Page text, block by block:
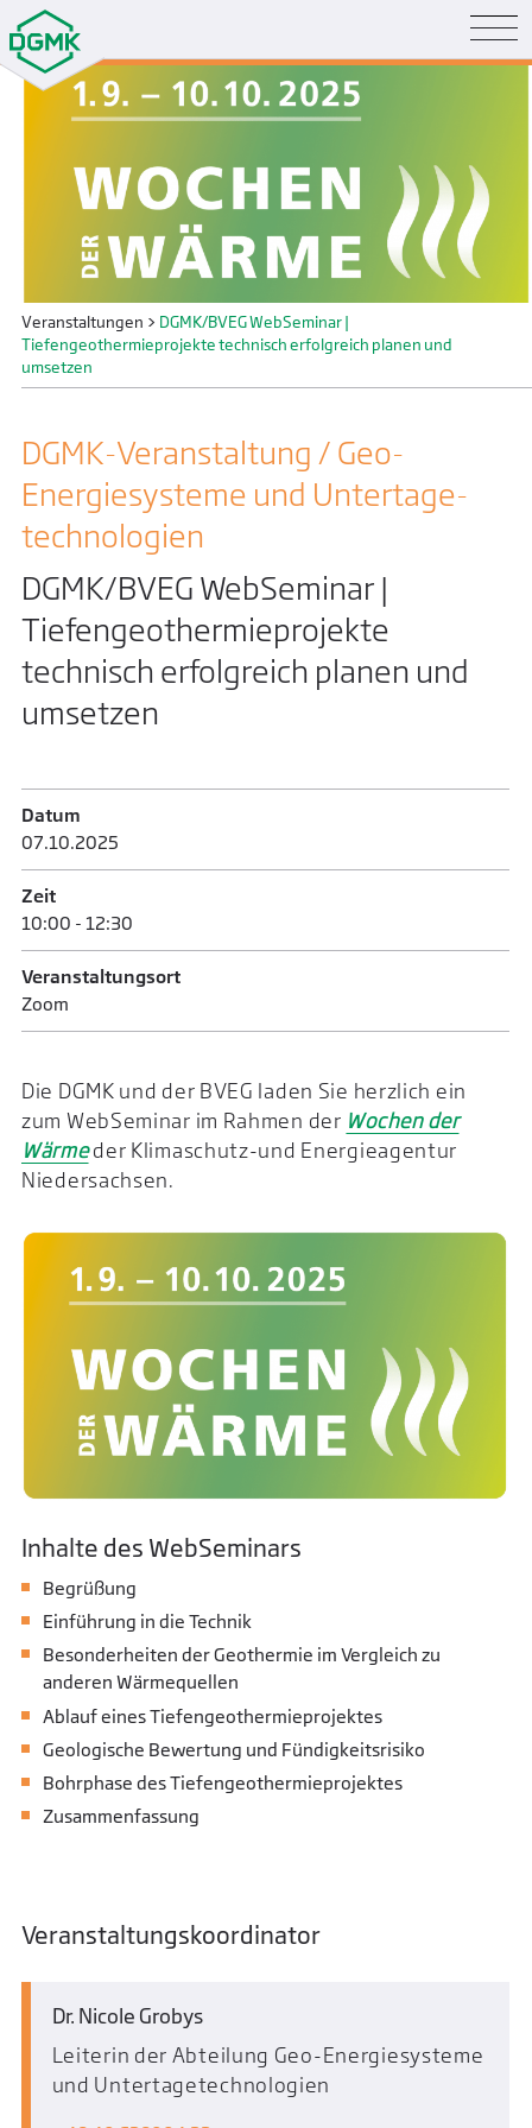
Veranstaltungen > DGMK/BVEG WebSeminar |
Tiefengeothermieprojekte technisch erfolgreich planen und
umsetzen
DGMK-Veranstaltung / Geo-
Energiesysteme und Untertage­
technologien
DGMK/BVEG WebSeminar |
Tiefengeothermieprojekte
technisch erfolgreich planen und
umsetzen
Datum
07.10.­2025
Zeit
10:00 - 12:30
Veranstaltungsort
Zoom
Die DGMK und der BVEG laden Sie herzlich ein
zum WebSeminar im Rahmen der Wochen der
Wärmeder Klimaschutz-und Energieagentur
Niedersachsen.
Inhalte des WebSeminars
Begrüßung
Einführung in die Technik
Besonderheiten der Geothermie im Vergleich zu
anderen Wärmequellen
Ablauf eines Tiefengeothermieprojektes
Geologische Bewertung und Fündigkeitsrisiko
Bohrphase des Tiefengeothermieprojektes
Zusammenfassung
Veranstaltungskoordinator
Dr. Nicole Grobys
Leiterin der Abteilung Geo-Energiesysteme
und Untertagetechnologien